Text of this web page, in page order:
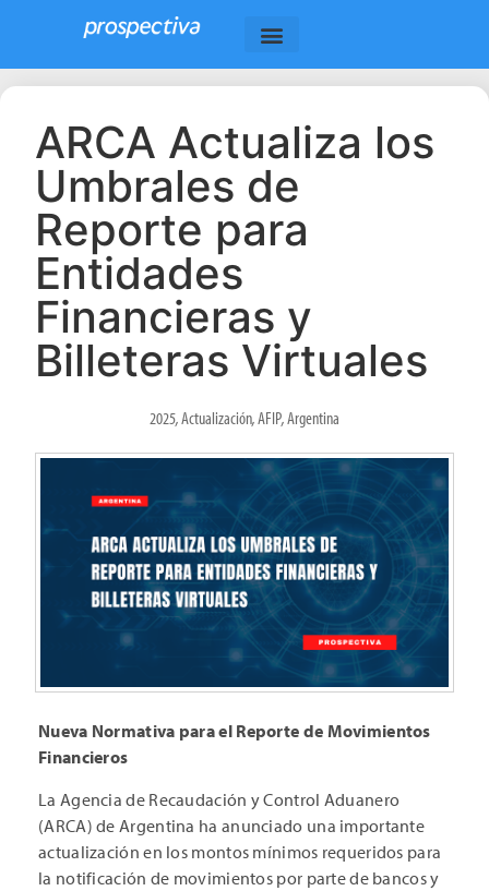
ARCA Actualiza los
Umbrales de
Reporte para
Entidades
Financieras y
Billeteras Virtuales
2025,Actualización,AFIP,Argentina
Nueva Normativa para el Reporte de Movimientos
Financieros
La Agencia de Recaudación y Control Aduanero
(ARCA) de Argentina ha anunciado una importante
actualización en los montos mínimos requeridos para
la notificación de movimientos por parte de bancos y